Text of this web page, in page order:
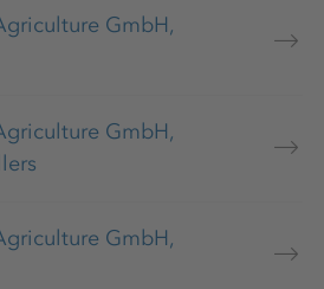
GmbH,
GmbH,
GmbH,